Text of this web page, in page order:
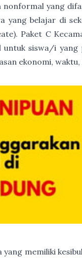
nonformal yang
yang belajar di
Paket C
siswa/i yang
ekonomi, waktu,
memiliki